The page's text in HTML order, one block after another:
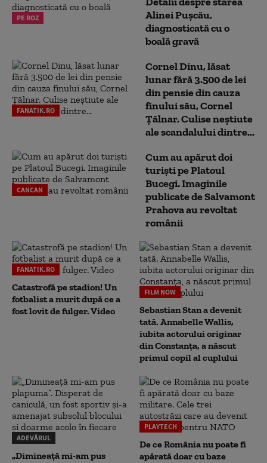
PE ROZ
Alinei Pușcău,
diagnosticată cu o
boală gravă
FANATIK.RO
Cornel Dinu, lăsat
lunar fără 3.500 de lei
din pensie din cauza
finului său, Cornel
Țălnar. Culise neștiute
ale scandalului dintre...
CANCAN
Cum au apărut doi
turiști pe Platoul
Bucegi. Imaginile
publicate de Salvamont
Prahova au revoltat
românii
FANATIK.RO
Catastrofă pe stadion! Un
fotbalist a murit după ce a
fost lovit de fulger. Video
FILM NOW
Sebastian Stan a devenit
tată. Annabelle Wallis,
iubita actorului originar
din Constanța, a născut
primul copil al cuplului
ADEVĂRUL
„Dimineață mi-am pus
PLAYTECH
De ce România nu poate fi
apărată doar cu baze